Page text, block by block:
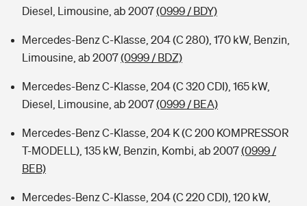
Diesel, Limousine, ab 2007(0999 / BDY)
Mercedes-Benz C-Klasse, 204 (C 280), 170 kW, Benzin,
Limousine, ab 2007(0999 / BDZ)
Mercedes-Benz C-Klasse, 204 (C 320 CDI), 165 kW,
Diesel, Limousine, ab 2007(0999 / BEA)
Mercedes-Benz C-Klasse, 204 K (C 200 KOMPRESSOR
T-MODELL), 135 kW, Benzin, Kombi, ab 2007(0999 /
BEB)
Mercedes-Benz C-Klasse, 204 (C 220 CDI), 120 kW,